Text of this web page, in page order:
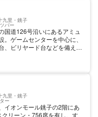
中高生は300円が240円、中
は200円が160円となりま
科学博物館の割引チケットは
購入となるので、入り口でス
けとスムーズに入場できま
物館のお得なクーポンを使
いて詳しく知ってみてくださ
九里・銚子
バー
国道126号沿いにあるアミュ
。ゲームセンターを中心に、
、ビリヤード台などを備え
九里・銚子
ー
イオンモール銚子の2階にあ
クリーン・756席を有し、す